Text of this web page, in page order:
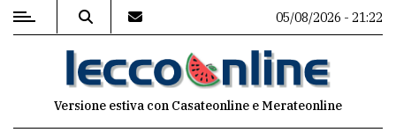
MENU
05/08/2026 - 21:22
Versione estiva con Casateonline e Merateonline